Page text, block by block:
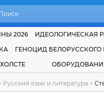
2026 ИДЕОЛОГИЧЕСКАЯ
ГЕНОЦИД
Русский язык и литература >